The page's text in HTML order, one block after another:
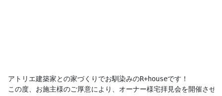
アトリエ建築家との家づくりでお馴染みのR+houseです！
この度、お施主様のご厚意により、オーナー様宅拝見会を開催させ